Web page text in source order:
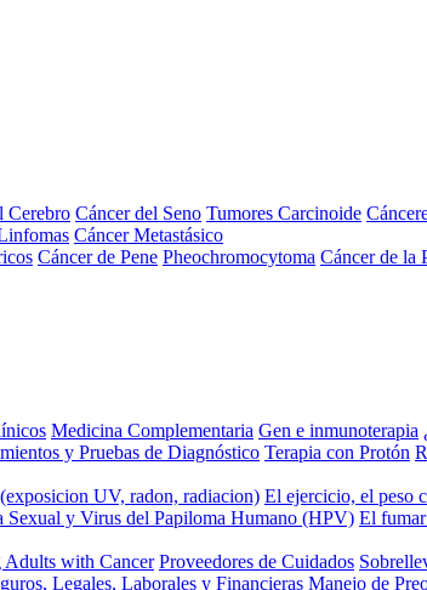
Cerebro Cáncer del Seno Tumores Carcinoide
Cáncer Metastásico
Cáncer de Pene Pheochromocytoma Cáncer de la
Medicina Complementaria Gen e inmunoterapia
y Pruebas de Diagnóstico Terapia con Protón
UV, radon, radiacion) El ejercicio, el peso
Sexual y Virus del Papiloma Humano (HPV) El
Adults with Cancer Proveedores de Cuidados
Legales, Laborales y Financieras Manejo de